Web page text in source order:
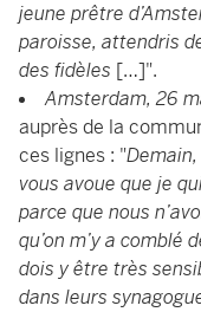
jeune prêtre
paroisse, attendris
des fidèles […]".
Amsterdam, 26
auprès de la
ces lignes : "
vous avoue que je
parce que nous
qu’on m’y a comblé
dois y être très
dans leurs